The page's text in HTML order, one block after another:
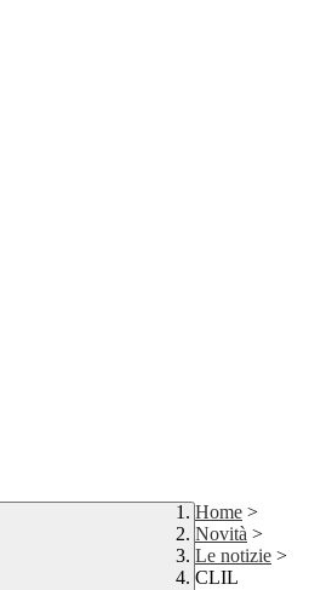
Home >
Novità >
Le notizie >
CLIL